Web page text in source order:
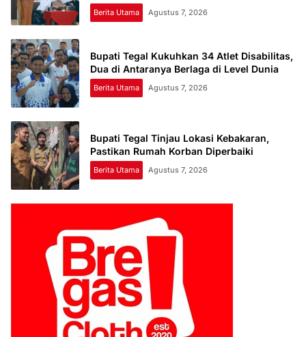
Berita Utama Agustus 7, 2026
Bupati Tegal Kukuhkan 34 Atlet Disabilitas,
Dua di Antaranya Berlaga di Level Dunia
Berita Utama Agustus 7, 2026
Bupati Tegal Tinjau Lokasi Kebakaran,
Pastikan Rumah Korban Diperbaiki
Berita Utama Agustus 7, 2026